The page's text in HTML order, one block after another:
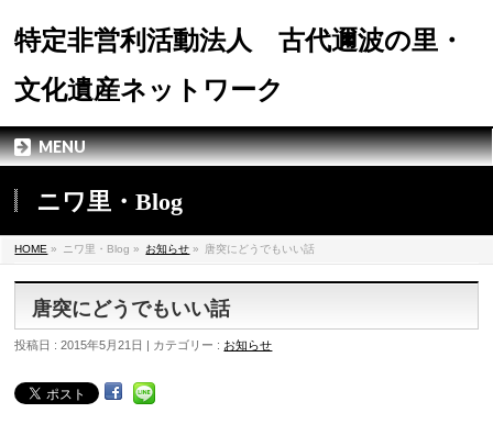
特定非営利活動法人 古代邇波の里・
文化遺産ネットワーク
MENU
ニワ里・Blog
HOME » ニワ里・Blog » お知らせ » 唐突にどうでもいい話
唐突にどうでもいい話
投稿日 : 2015年5月21日 | カテゴリー : お知らせ